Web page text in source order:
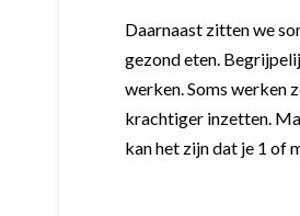
Daarnaast zitten we
gezond eten.
werken. Soms werken
krachtiger inzetten.
kan het zijn dat je 1 of